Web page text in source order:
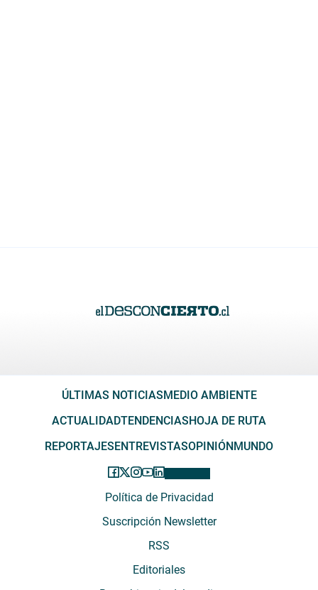
ÚLTIMAS NOTICIAS MEDIO AMBIENTE
ACTUALIDADTENDENCIAS HOJA DE RUTA
REPORTAJES ENTREVISTASOPINIÓN MUNDO
Política de Privacidad
Suscripción Newsletter
RSS
Editoriales